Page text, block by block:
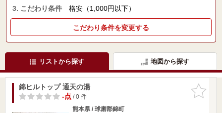
3. こだわり条件 格安（1,000円以下）
こだわり条件を変更する
リストから探す 地図から探す
お気に入
りに追加
錦ヒルトップ 通天の湯
-点/ 0 件
熊本県 / 球磨郡錦町